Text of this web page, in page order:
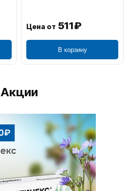
Цена от 511₽
В корзину
Акции